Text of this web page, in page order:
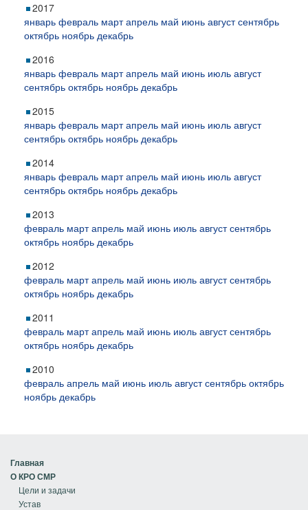
2017
январь февраль март апрель май июнь август сентябрь
октябрь ноябрь декабрь
2016
январь февраль март апрель май июнь июль август
сентябрь октябрь ноябрь декабрь
2015
январь февраль март апрель май июнь июль август
сентябрь октябрь ноябрь декабрь
2014
январь февраль март апрель май июнь июль август
сентябрь октябрь ноябрь декабрь
2013
февраль март апрель май июнь июль август сентябрь
октябрь ноябрь декабрь
2012
февраль март апрель май июнь июль август сентябрь
октябрь ноябрь декабрь
2011
февраль март апрель май июнь июль август сентябрь
октябрь ноябрь декабрь
2010
февраль апрель май июнь июль август сентябрь октябрь
ноябрь декабрь
Главная
О КРО СМР
Цели и задачи
Устав